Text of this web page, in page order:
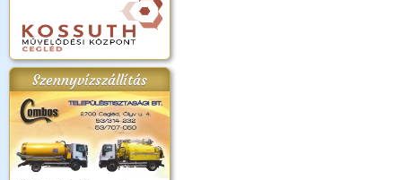
Szennyvízszállítás
2018.
Kossuth Toborzó
Ünnepély
Szent István Ünnepe
(2017. 08. 20.)